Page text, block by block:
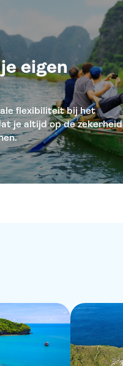
eigen
flexibiliteit bij het
je altijd op de zekerheid